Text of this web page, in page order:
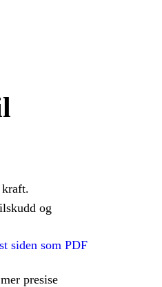
kraft.
og
siden som PDF
presise